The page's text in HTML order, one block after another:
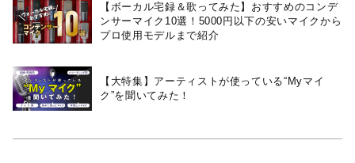
【ボーカル宅録＆歌ってみた】おすすめのコンデ
ンサーマイク10選！5000円以下の安いマイクから
プロ使用モデルまで紹介
【大特集】アーティストが使っている“Myマイ
ク”を聞いてみた！